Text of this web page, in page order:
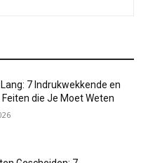
7 Indrukwekkende en
Feiten die Je Moet Weten